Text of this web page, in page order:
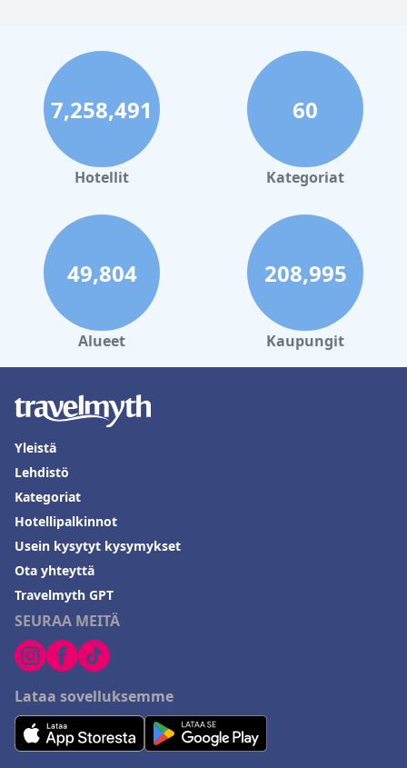
7,258,491
Hotellit
60
Kategoriat
49,804
Alueet
208,995
Kaupungit
SEURAA MEITÄ
Lataa sovelluksemme
Yleistä
Lehdistö
Kategoriat
Hotellipalkinnot
Usein kysytyt kysymykset
Ota yhteyttä
Travelmyth GPT